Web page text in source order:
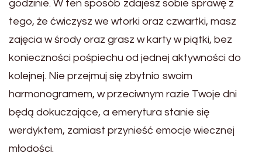
godzinie. W ten sposób zdajesz sobie sprawę z
tego, że ćwiczysz we wtorki oraz czwartki, masz
zajęcia w środy oraz grasz w karty w piątki, bez
konieczności pośpiechu od jednej aktywności do
kolejnej. Nie przejmuj się zbytnio swoim
harmonogramem, w przeciwnym razie Twoje dni
będą dokuczające, a emerytura stanie się
werdyktem, zamiast przynieść emocje wiecznej
młodości.